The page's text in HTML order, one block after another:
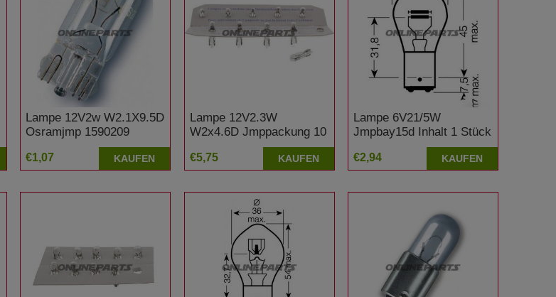
Lampe 12V2w W2.1X9.5D
Osramjmp 1590209
Yamaha XV 750 SE
Special
€1,07 KAUFEN
Lampe 12V2.3W
W2x4.6D Jmppackung 10
Stück Jmp 1590201
€5,75 KAUFEN
Lampe 6V21/5W
Jmpbay15d Inhalt 1 Stück
Yamaha DT 175
€2,94 KAUFEN